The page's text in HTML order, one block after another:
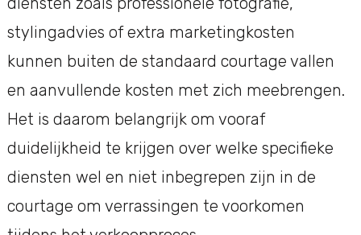
stylingadvies of extra marketingkosten
kunnen buiten de standaard courtage vallen
en aanvullende kosten met zich meebrengen.
Het is daarom belangrijk om vooraf
duidelijkheid te krijgen over welke specifieke
diensten wel en niet inbegrepen zijn in de
courtage om verrassingen te voorkomen